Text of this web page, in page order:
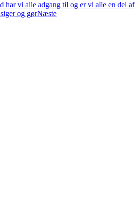
har vi alle adgang til og er vi alle en del af
og gørNæste